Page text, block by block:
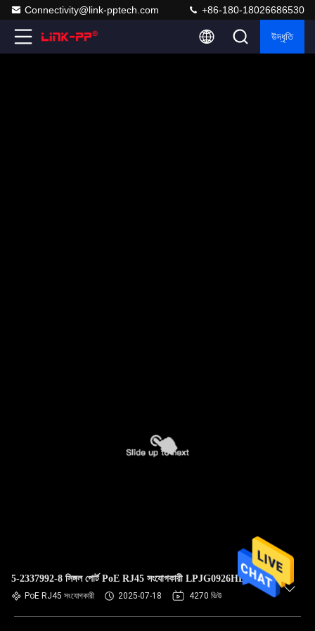
Connectivity@link-pptech.com +86-180-18026686530
উদ্ধৃতি
5-2337992-8 সিঙ্গল পোর্ট PoE RJ45 সংযোগকারী LPJG0926HENL
PoE RJ45 সংযোগকারী 2025-07-18 4270 ভিউ